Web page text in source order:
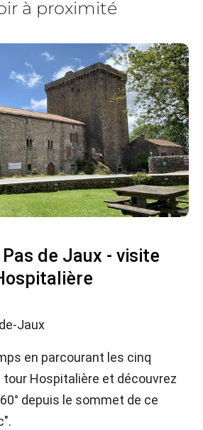
à proximité
Pas de Jaux - visite
Jaux
en parcourant les cinq
Hospitalière et découvrez
depuis le sommet de ce